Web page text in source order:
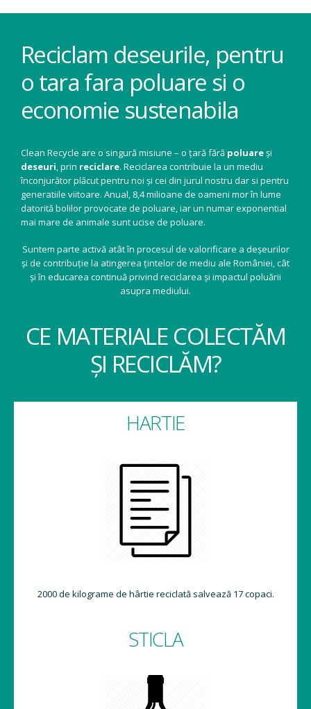
Reciclam deseurile, pentru
o tara fara poluare si o
economie sustenabila
Clean Recycle are o singură misiune – o țară fără poluareși
deseuri, prin reciclare. Reciclarea contribuie la un mediu
înconjurător plăcut pentru noi și cei din jurul nostru dar si pentru
generatiile viitoare. Anual, 8,4 milioane de oameni mor în lume
datorită bolilor provocate de poluare, iar un numar exponential
mai mare de animale sunt ucise de poluare.
Suntem parte activă atât în procesul de valorificare a deșeurilor
și de contribuție la atingerea țintelor de mediu ale României, cât
și în educarea continuă privind reciclarea și impactul poluării
asupra mediului.
CE MATERIALE COLECTĂM
ȘI RECICLĂM?
HARTIE
2000 de kilograme de hârtie reciclată salvează 17 copaci.
STICLA